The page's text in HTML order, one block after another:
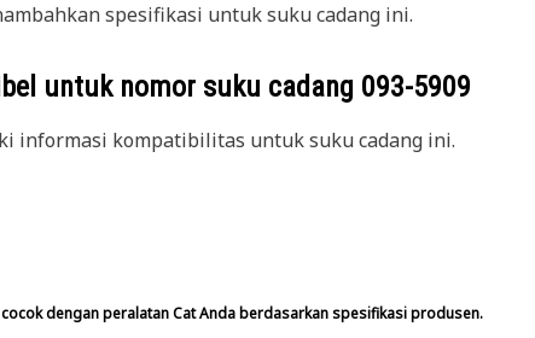
spesifikasi untuk suku cadang ini.
untuk nomor suku cadang 093-5909
informasi kompatibilitas untuk suku cadang ini.
dengan peralatan Cat Anda berdasarkan spesifikasi produsen.